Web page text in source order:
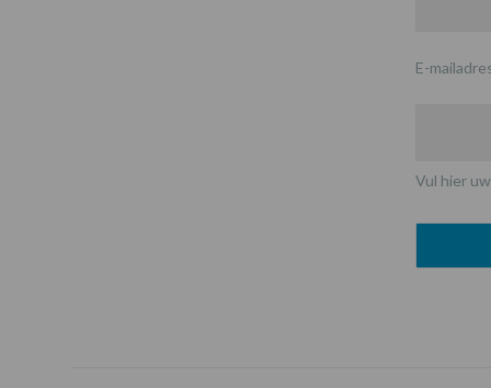
E-
Vul hier